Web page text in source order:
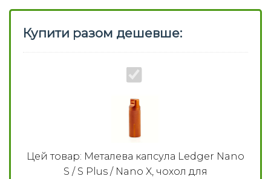
Купити разом дешевше:
Металева
Ledger
S
Plus
Цей товар: Металева капсула Ledger Nano
S / S Plus / Nano X, чохол для